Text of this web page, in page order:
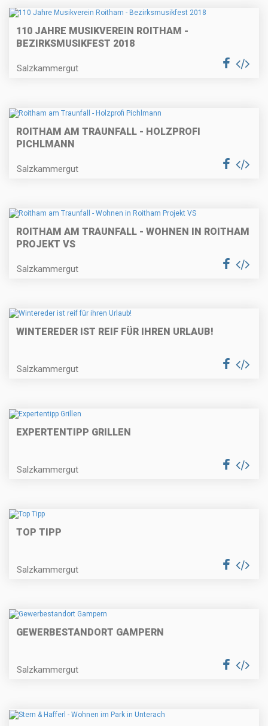
110 JAHRE MUSIKVEREIN ROITHAM -
BEZIRKSMUSIKFEST 2018
Salzkammergut
ROITHAM AM TRAUNFALL - HOLZPROFI
PICHLMANN
Salzkammergut
ROITHAM AM TRAUNFALL - WOHNEN IN ROITHAM
PROJEKT VS
Salzkammergut
WINTEREDER IST REIF FÜR IHREN URLAUB!
Salzkammergut
EXPERTENTIPP GRILLEN
Salzkammergut
TOP TIPP
Salzkammergut
GEWERBESTANDORT GAMPERN
Salzkammergut